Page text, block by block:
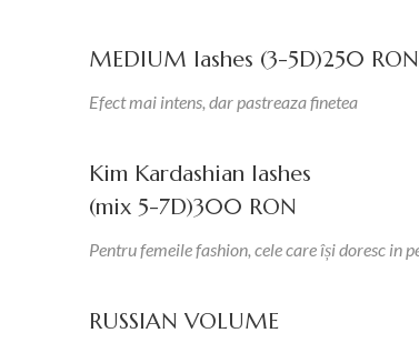
MEDIUM lashes (3-5D)250 RON
Efect mai intens, dar pastreaza finetea
Kim Kardashian lashes
(mix 5-7D)300 RON
Pentru femeile fashion, cele care își doresc in
RUSSIAN VOLUME